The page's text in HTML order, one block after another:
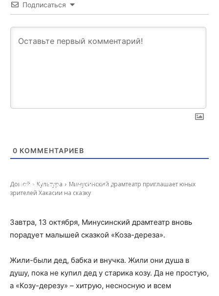
Подписаться
0 КОММЕНТАРИЕВ